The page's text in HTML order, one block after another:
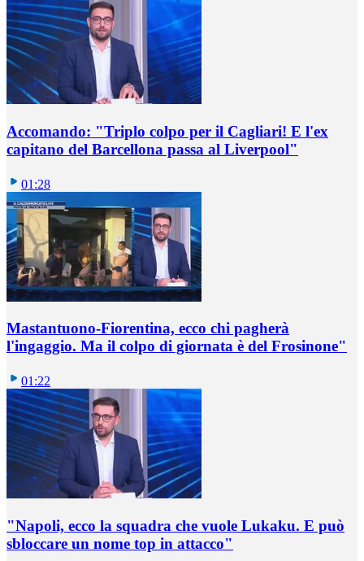
Accomando: "Triplo colpo per il Cagliari! E l'ex
capitano del Barcellona passa al Liverpool"
01:28
Mastantuono-Fiorentina, ecco chi pagherà
l'ingaggio. Ma il colpo di giornata è del Frosinone"
01:22
"Napoli, ecco la squadra che vuole Lukaku. E può
sbloccare un nome top in attacco"